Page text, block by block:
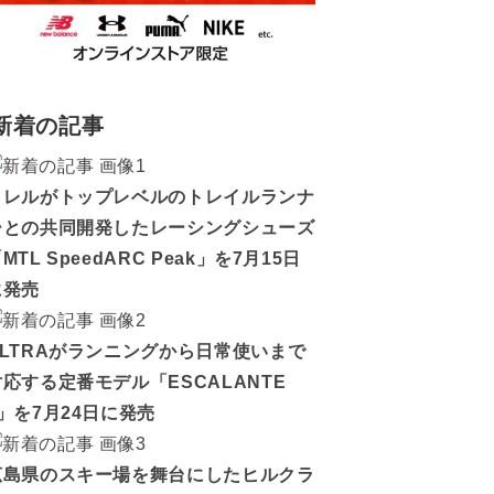
着の記事
ルがトップレベルのトレイルランナ
の共同開発したレーシングシューズ
MTL SpeedARC Peak」を7月15日
売
がランニングから日常使いまで
応する定番モデル「ESCALANTE
を7月24日に発売
県のスキー場を舞台にしたヒルクラ